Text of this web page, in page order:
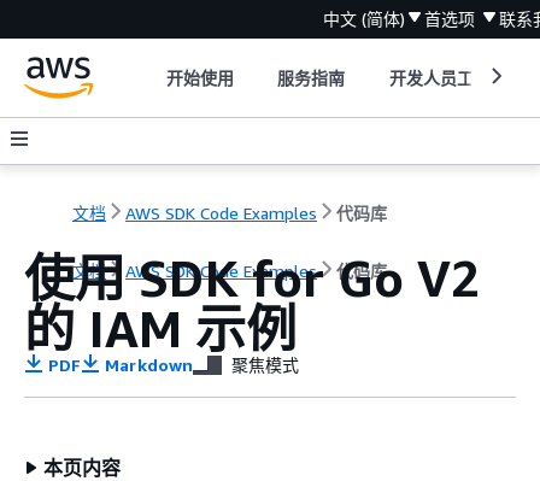
中文 (简体) 首选项 联系
开始使用 服务指南 开发人员工具
文档 AWS SDK Code Examples 代码库
文档 AWS SDK Code Examples 代码库
使用 SDK for Go V2
的 IAM 示例
PDF Markdown 聚焦模式
本页内容